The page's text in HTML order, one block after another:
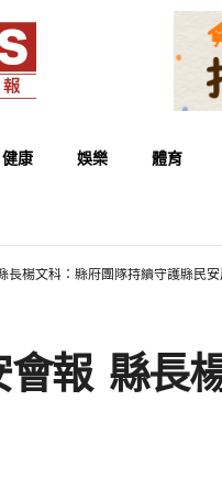
健康 娛樂 體育
長楊文科：縣府團隊持續守護縣民
會報 縣長